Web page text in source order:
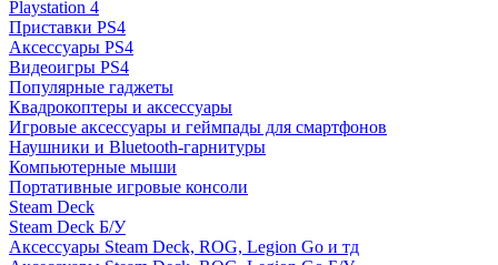
Playstation 4
Приставки PS4
Аксессуары PS4
Видеоигры PS4
Популярные гаджеты
Квадрокоптеры и аксессуары
Игровые аксессуары и геймпады для смартфонов
Наушники и Bluetooth-гарнитуры
Компьютерные мыши
Портативные игровые консоли
Steam Deck
Steam Deck Б/У
Аксессуары Steam Deck, ROG, Legion Go и тд